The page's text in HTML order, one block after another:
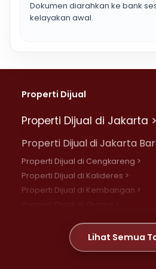
Dokumen diarahkan ke bank
kelayakan awal.
Properti Dijual
Properti Dijual di Jakarta >
Properti Dijual di Jakarta
Properti Dijual di Cengkareng >
Properti Dijual di Kalideres >
Properti Dijual di Kembangan >
Properti Dijual di Meruya >
Properti Dijual di Jelambar >
Lihat Semua